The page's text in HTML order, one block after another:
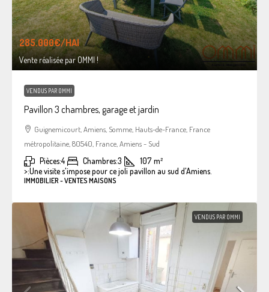
285.000€/HAI
Vente réalisée par OMMI !
VENDUS PAR OMMI
Pavillon 3 chambres, garage et jardin
Guignemicourt, Amiens, Somme, Hauts-de-France, France
métropolitaine, 80540, France, Amiens - Sud
Pièces:4 Chambres:3 107 m²
>:Une visite s'impose pour ce joli pavillon au sud d'Amiens.
IMMOBILIER - VENTES MAISONS
VENDUS PAR OMMI